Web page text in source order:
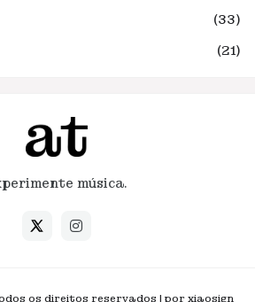
(33)
(21)
música.
os direitos reservados | por xiaosign